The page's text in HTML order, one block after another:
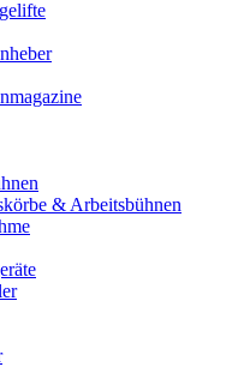
& Arbeitsbühnen